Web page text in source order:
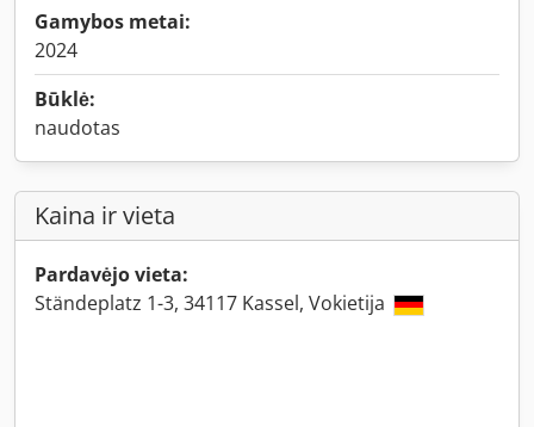
Gamybos metai:
2024
Būklė:
naudotas
Kaina ir vieta
Pardavėjo vieta:
Ständeplatz 1-3, 34117 Kassel, Vokietija